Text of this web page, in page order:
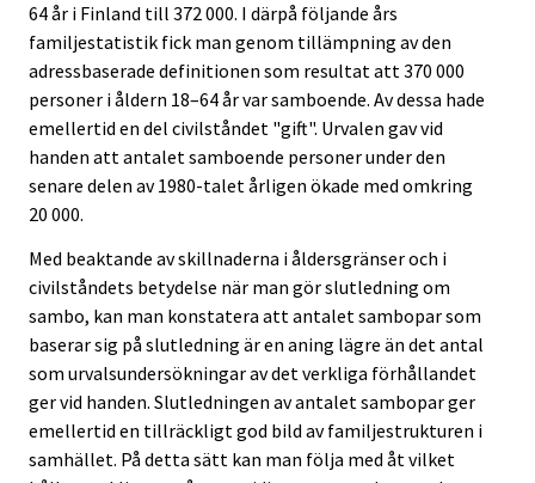
64 år i Finland till 372 000. I därpå följande års
familjestatistik fick man genom tillämpning av den
adressbaserade definitionen som resultat att 370 000
personer i åldern 18–64 år var samboende. Av dessa hade
emellertid en del civilståndet "gift". Urvalen gav vid
handen att antalet samboende personer under den
senare delen av 1980-talet årligen ökade med omkring
20 000.
Med beaktande av skillnaderna i åldersgränser och i
civilståndets betydelse när man gör slutledning om
sambo, kan man konstatera att antalet sambopar som
baserar sig på slutledning är en aning lägre än det antal
som urvalsundersökningar av det verkliga förhållandet
ger vid handen. Slutledningen av antalet sambopar ger
emellertid en tillräckligt god bild av familjestrukturen i
samhället. På detta sätt kan man följa med åt vilket